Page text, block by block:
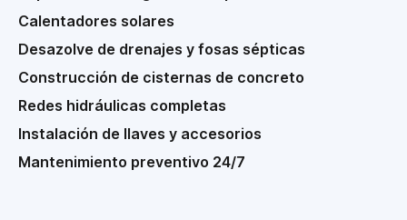
Calentadores solares
Desazolve de drenajes y fosas sépticas
Construcción de cisternas de concreto
Redes hidráulicas completas
Instalación de llaves y accesorios
Mantenimiento preventivo 24/7